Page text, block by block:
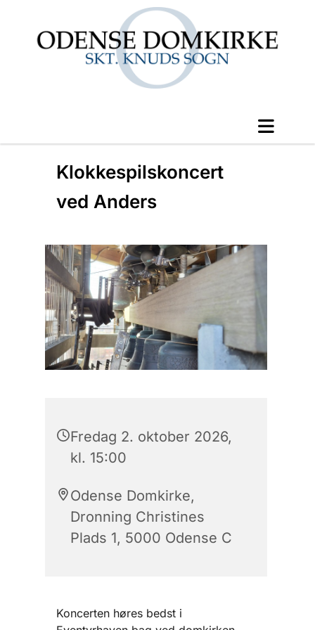
Klokkespilskoncert
ved Anders
Fredag 2. oktober 2026,
kl. 15:00
Odense Domkirke,
Dronning Christines
Plads 1, 5000 Odense C
Koncerten høres bedst i